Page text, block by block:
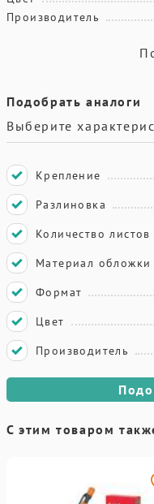
Производитель
Подобрать аналоги
Выберите
Крепление
Разлиновка
Количество листов
Материал обложки
Формат
Цвет
Производитель
С этим товаром